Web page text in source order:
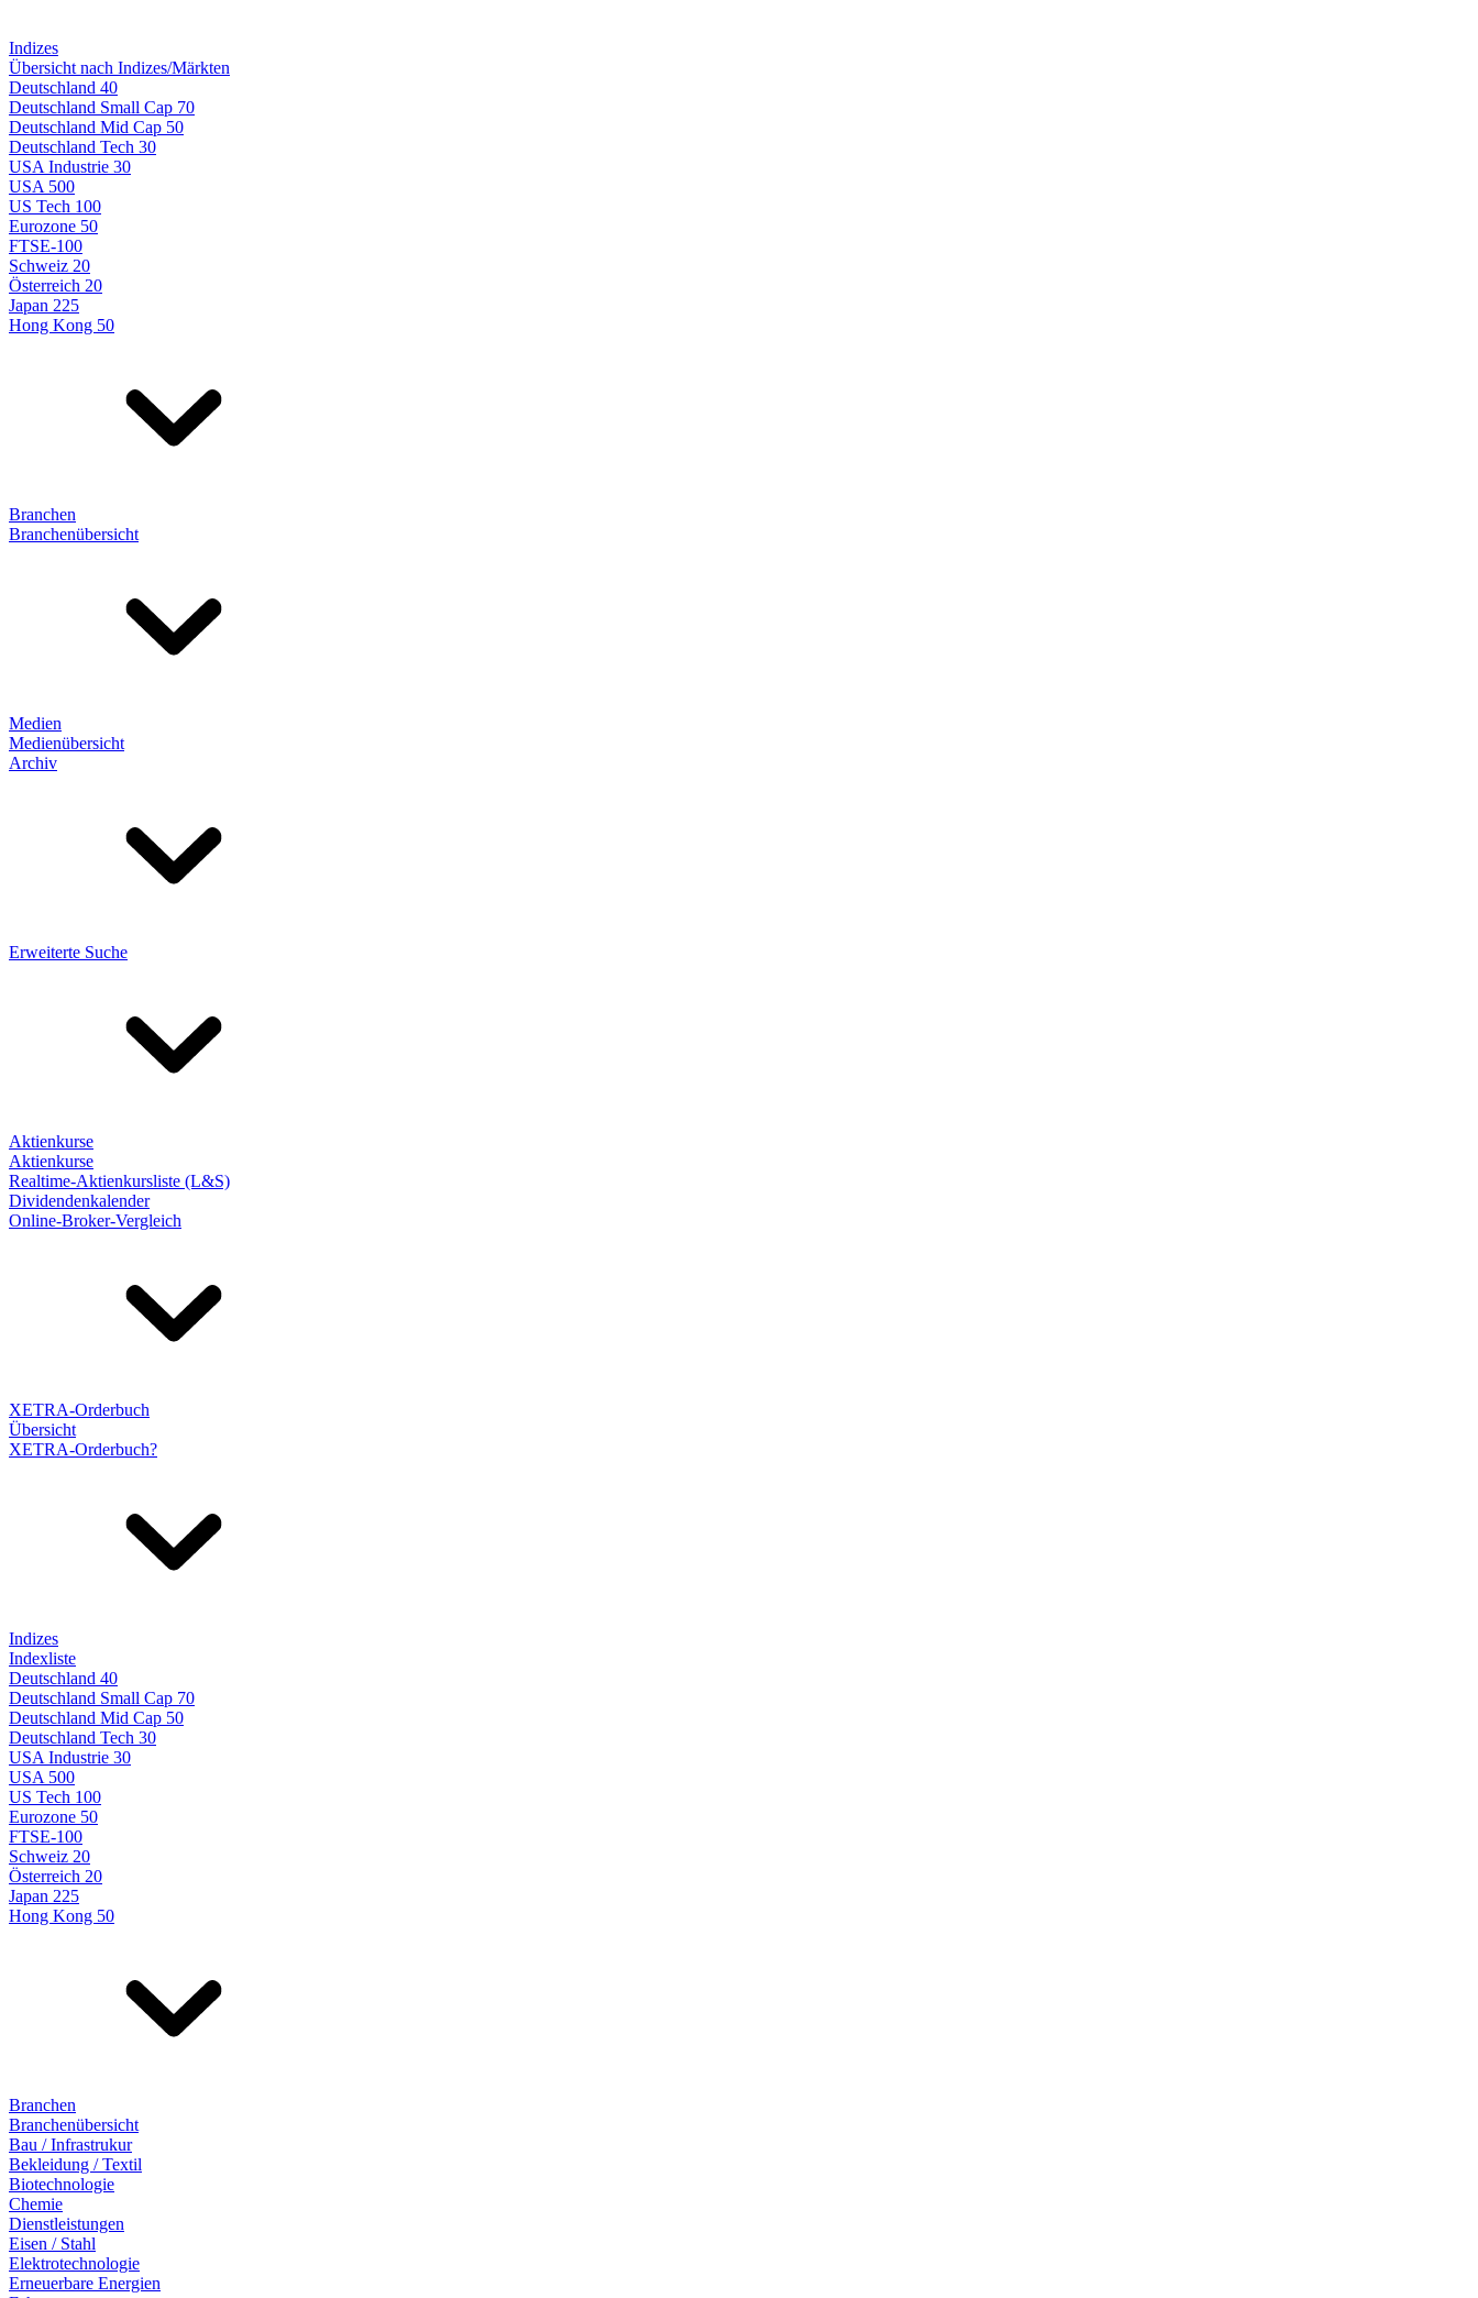
Indizes
Übersicht nach Indizes/Märkten
Deutschland 40
Deutschland Small Cap 70
Deutschland Mid Cap 50
Deutschland Tech 30
USA Industrie 30
USA 500
US Tech 100
Eurozone 50
FTSE-100
Schweiz 20
Österreich 20
Japan 225
Hong Kong 50
Branchen
Branchenübersicht
Medien
Medienübersicht
Archiv
Erweiterte Suche
Aktienkurse
Aktienkurse
Realtime-Aktienkursliste (L&S)
Dividendenkalender
Online-Broker-Vergleich
XETRA-Orderbuch
Übersicht
XETRA-Orderbuch?
Indizes
Indexliste
Deutschland 40
Deutschland Small Cap 70
Deutschland Mid Cap 50
Deutschland Tech 30
USA Industrie 30
USA 500
US Tech 100
Eurozone 50
FTSE-100
Schweiz 20
Österreich 20
Japan 225
Hong Kong 50
Branchen
Branchenübersicht
Bau / Infrastrukur
Bekleidung / Textil
Biotechnologie
Chemie
Dienstleistungen
Eisen / Stahl
Elektrotechnologie
Erneuerbare Energien